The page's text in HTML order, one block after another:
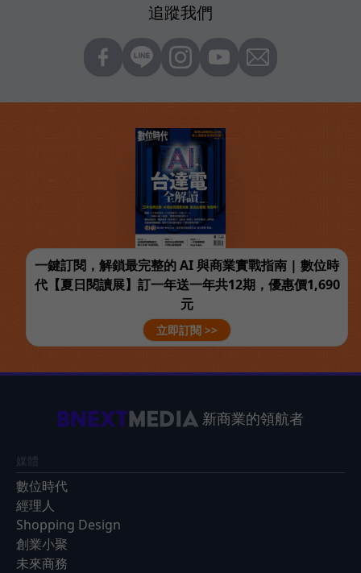
追蹤我們
一鍵訂閱，解鎖最完整的 AI 與商業實戰指南 | 數位時
代【夏日閱讀展】訂一年送一年共12期，優惠價1,690
元
立即訂閱 >>
新商業的領航者
媒體
數位時代
經理人
Shopping Design
創業小聚
未來商務